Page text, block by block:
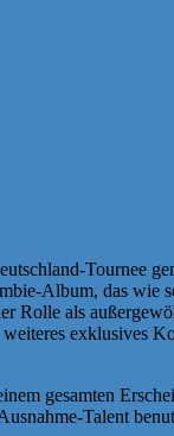
Tournee
Album, das wie
Rolle als
exklusives
gesamten
Talent